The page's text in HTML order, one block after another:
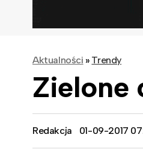
Aktualności » Trendy
Zielone
Redakcja 01-09-2017